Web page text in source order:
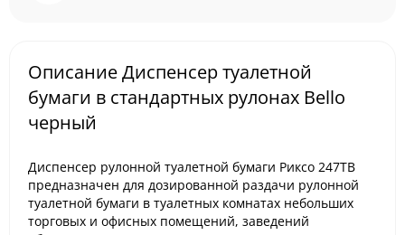
Описание Диспенсер туалетной
бумаги в стандартных рулонах Bello
черный
Диспенсер рулонной туалетной бумаги Риксо 247TB
предназначен для дозированной раздачи рулонной
туалетной бумаги в туалетных комнатах небольших
торговых и офисных помещений, заведений